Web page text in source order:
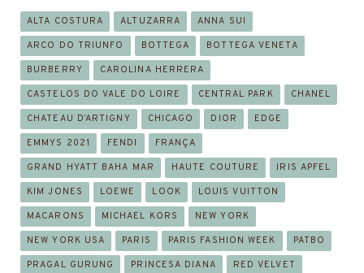
ALTA COSTURA ALTUZARRA ANNA SUI
ARCO DO TRIUNFO BOTTEGA BOTTEGA VENETA
BURBERRY CAROLINA HERRERA
CASTELOS DO VALE DO LOIRE CENTRAL PARK CHANEL
CHATEAU D’ARTIGNY CHICAGO DIOR EDGE
EMMYS 2021 FENDI FRANÇA
GRAND HYATT BAHA MAR HAUTE COUTURE IRIS APFEL
KIM JONES LOEWE LOOK LOUIS VUITTON
MACARONS MICHAEL KORS NEW YORK
NEW YORK USA PARIS PARIS FASHION WEEK PATBO
PRAGAL GURUNG PRINCESA DIANA RED VELVET